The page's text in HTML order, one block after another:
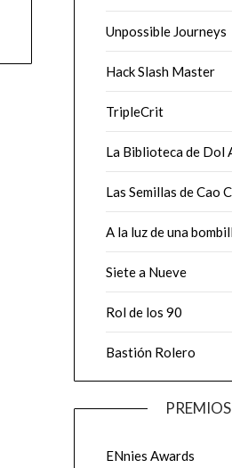
Unpossible Journeys
Hack Slash Master
TripleCrit
La Biblioteca de Dol
Las Semillas de Cao
A la luz de una
Siete a Nueve
Rol de los 90
Bastión Rolero
ENnies Awards